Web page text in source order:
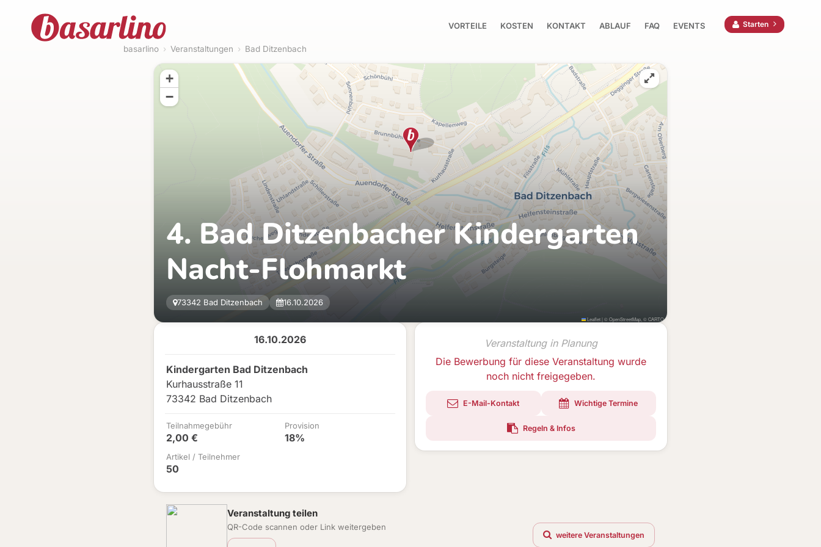
VORTEILE KOSTEN KONTAKT ABLAUF FAQ EVENTS Starten
basarlino › Veranstaltungen › Bad Ditzenbach
16.10.2026
Kindergarten Bad Ditzenbach
Kurhausstraße 11
73342 Bad Ditzenbach
Teilnahmegebühr
2,00 €
Provision
18%
Artikel / Teilnehmer
50
Veranstaltung in Planung
Die Bewerbung für diese Veranstaltung wurde
noch nicht freigegeben.
E-Mail-Kontakt Wichtige Termine
Regeln & Infos
4. Bad Ditzenbacher Kindergarten
Nacht-Flohmarkt
73342 Bad Ditzenbach 16.10.2026
+
−
Leaflet|©OpenStreetMap , ©CARTO
Veranstaltung teilen
QR-Code scannen oder Link weitergeben
weitere Veranstaltungen